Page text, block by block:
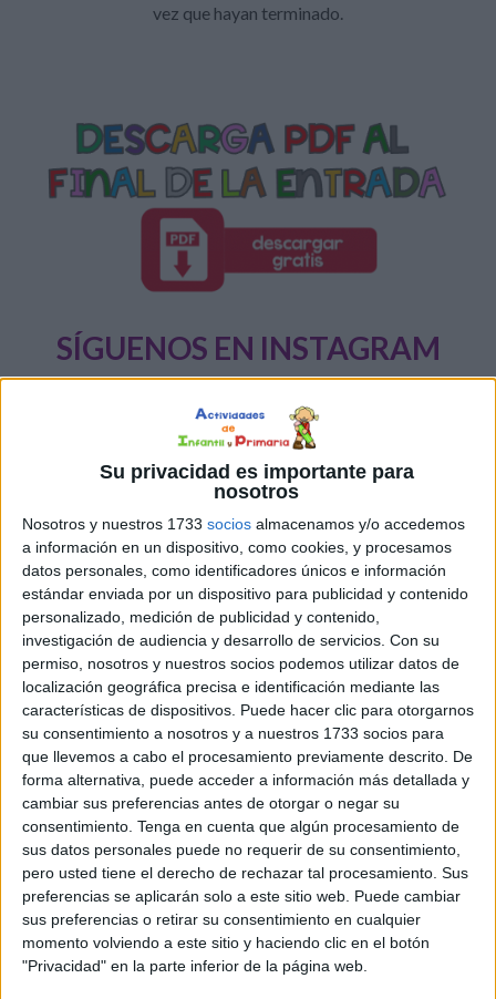
Su privacidad es importante para
nosotros
Nosotros y nuestros 1733 socios almacenamos y/o accedemos
a información en un dispositivo, como cookies, y procesamos
datos personales, como identificadores únicos e información
estándar enviada por un dispositivo para publicidad y contenido
personalizado, medición de publicidad y contenido,
investigación de audiencia y desarrollo de servicios. Con su
permiso, nosotros y nuestros socios podemos utilizar datos de
localización geográfica precisa e identificación mediante las
características de dispositivos. Puede hacer clic para otorgarnos
su consentimiento a nosotros y a nuestros 1733 socios para
que llevemos a cabo el procesamiento previamente descrito. De
forma alternativa, puede acceder a información más detallada y
cambiar sus preferencias antes de otorgar o negar su
consentimiento. Tenga en cuenta que algún procesamiento de
sus datos personales puede no requerir de su consentimiento,
pero usted tiene el derecho de rechazar tal procesamiento. Sus
preferencias se aplicarán solo a este sitio web. Puede cambiar
sus preferencias o retirar su consentimiento en cualquier
momento volviendo a este sitio y haciendo clic en el botón
"Privacidad" en la parte inferior de la página web.
vez que hayan terminado.
SÍGUENOS EN INSTAGRAM
SUSCRIBETE TOTALMENTE
GRATIS
Y PUEDESESTAR AL DÍA DE